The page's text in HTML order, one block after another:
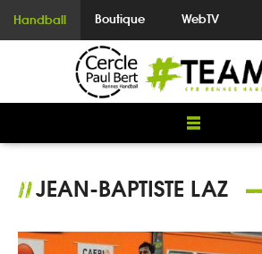
Handball Boutique WebTV
//JEAN-BAPTISTE LAZ